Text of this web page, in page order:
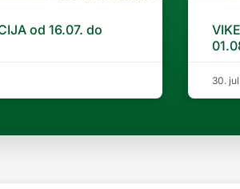
od 16.07. do
30.